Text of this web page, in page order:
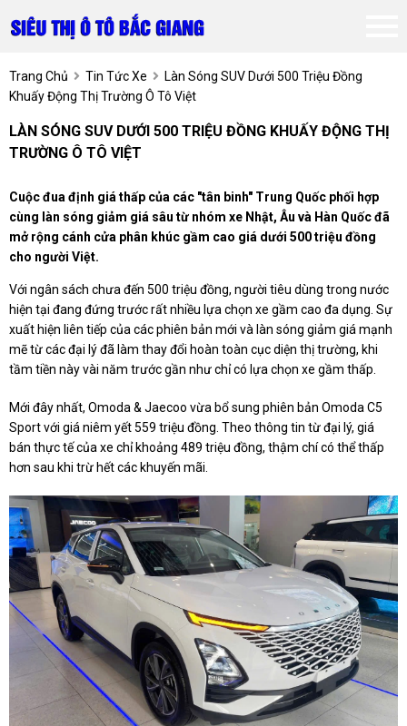
Trang Chủ Tin Tức Xe
Làn Sóng SUV Dưới 500 Triệu Đồng
Khuấy Động Thị Trường Ô Tô Việt
LÀN SÓNG SUV DƯỚI 500 TRIỆU ĐỒNG KHUẤY ĐỘNG THỊ
TRƯỜNG Ô TÔ VIỆT
Cuộc đua định giá thấp của các "tân binh" Trung Quốc phối hợp
cùng làn sóng giảm giá sâu từ nhóm xe Nhật, Âu và Hàn Quốc đã
mở rộng cánh cửa phân khúc gầm cao giá dưới 500 triệu đồng
cho người Việt.
Với ngân sách chưa đến 500 triệu đồng, người tiêu dùng trong nước
hiện tại đang đứng trước rất nhiều lựa chọn xe gầm cao đa dụng. Sự
xuất hiện liên tiếp của các phiên bản mới và làn sóng giảm giá mạnh
mẽ từ các đại lý đã làm thay đổi hoàn toàn cục diện thị trường, khi
tầm tiền này vài năm trước gần như chỉ có lựa chọn xe gầm thấp.
Mới đây nhất, Omoda & Jaecoo vừa bổ sung phiên bản Omoda C5
Sport với giá niêm yết 559 triệu đồng. Theo thông tin từ đại lý, giá
bán thực tế của xe chỉ khoảng 489 triệu đồng, thậm chí có thể thấp
hơn sau khi trừ hết các khuyến mãi.